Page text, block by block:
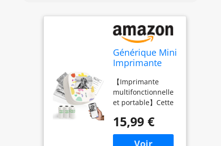
couleur. Le pack
comprend 3
rouleaux de papier
thermique
autocollant blanc
de 54 mm x 3,5 m.
Découpez vos
impressions en
étiquettes de
toutes formes et
tailles avec de
simples ciseaux
pour répondre à
Générique Mini
Imprimante
Portable,
Machine à
Autocollants
Mini Printer
sans Encre
Poche
【Imprimante
multifonctionnelle
et portable】Cette
d'autocollants est
très pratique au
quotidien, au
15,99 €